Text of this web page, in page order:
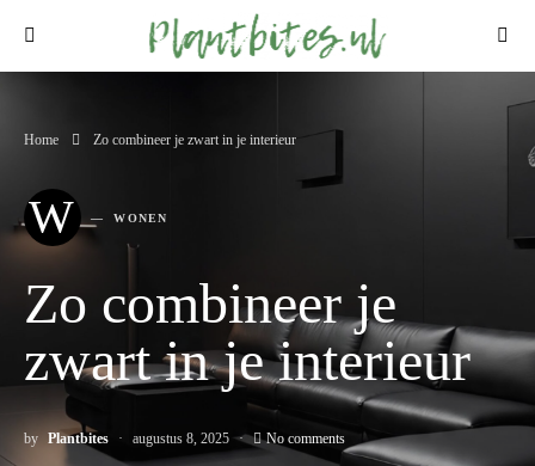
Home Zo combineer je zwart in je interieur
W WONEN
Zo combineer je
zwart in je interieur
by Plantbites augustus 8, 2025 No comments